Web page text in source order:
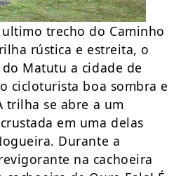
ultimo trecho do Caminho
rústica e estreita, o
Matutu a cidade de
cicloturista boa sombra e
trilha se abre a um
em uma delas
Durante a
na cachoeira